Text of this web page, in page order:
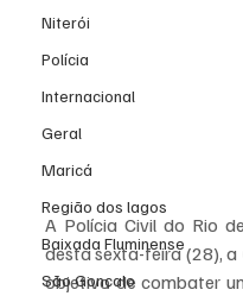
Niterói
Polícia
Internacional
Geral
Maricá
Região dos lagos
Baixada Fluminense
São Gonçalo
A Polícia Civil do Rio
desta sexta-feira (28), a
objetivo de combater